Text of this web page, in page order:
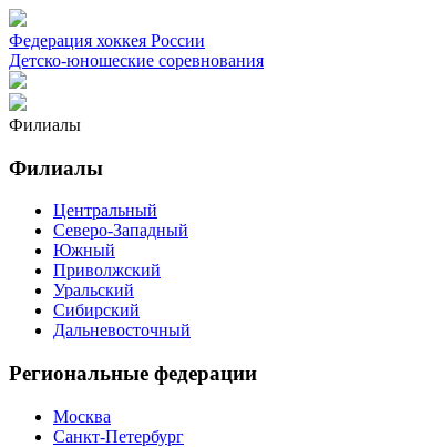
Федерация хоккея России
Детско-юношеские соревнования
Филиалы
Филиалы
Центральный
Северо-Западный
Южный
Приволжский
Уральский
Сибирский
Дальневосточный
Региональные федерации
Москва
Санкт-Петербург